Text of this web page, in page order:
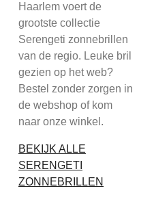
Haarlem voert de
grootste collectie
Serengeti zonnebrillen
van de regio. Leuke bril
gezien op het web?
Bestel zonder zorgen in
de webshop of kom
naar onze winkel.
BEKIJK ALLE
SERENGETI
ZONNEBRILLEN